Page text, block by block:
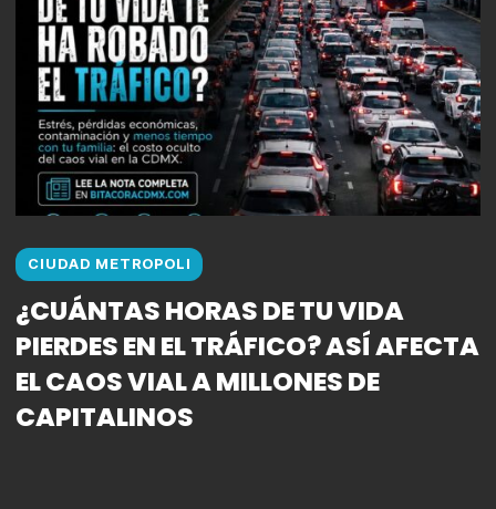
CIUDAD METROPOLI
¿CUÁNTAS HORAS DE TU VIDA
PIERDES EN EL TRÁFICO? ASÍ AFECTA
EL CAOS VIAL A MILLONES DE
CAPITALINOS